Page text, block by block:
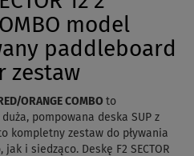
model
paddleboard
zestaw
ORANGE COMBO to
pompowana deska SUP z
kompletny zestaw do pływania
i siedząco. Deskę F2 SECTOR